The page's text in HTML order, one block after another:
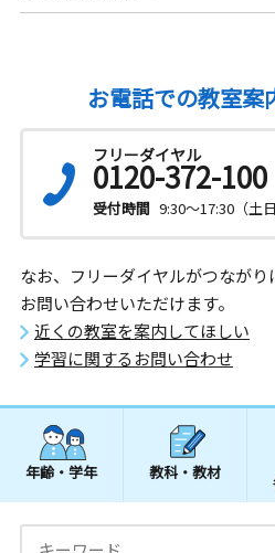
お電話での教室案
フリーダイヤル
0120-372-100
受付時間 9:30～17:30（土
なお、フリーダイヤルがつなが
お問い合わせいただけます。
近くの教室を案内してほしい
学習に関するお問い合わせ
年齢・学年 教科・教材